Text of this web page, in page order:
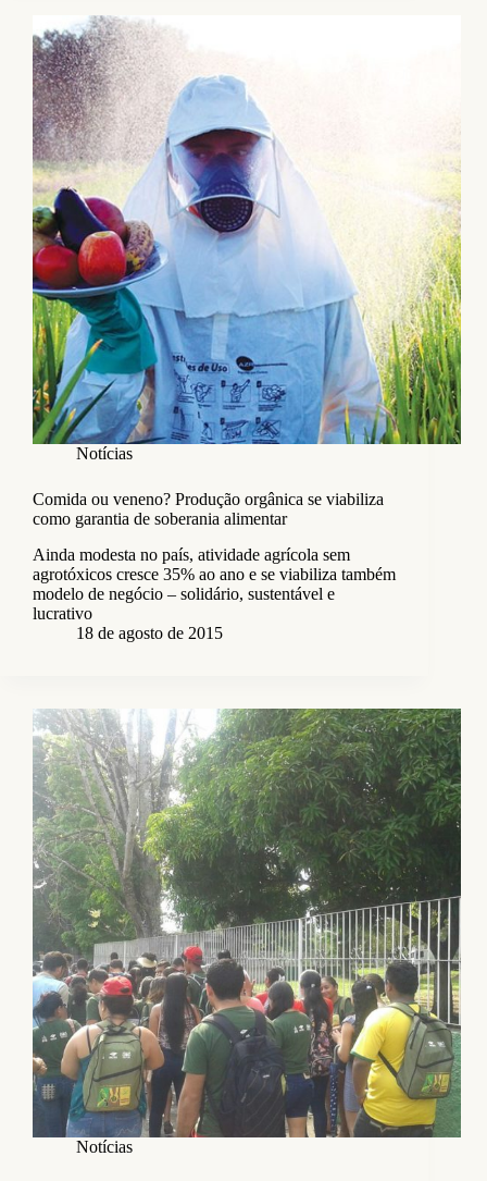
Notícias
Comida ou veneno? Produção orgânica se viabiliza
como garantia de soberania alimentar
Ainda modesta no país, atividade agrícola sem
agrotóxicos cresce 35% ao ano e se viabiliza também
modelo de negócio – solidário, sustentável e
lucrativo
18 de agosto de 2015
Notícias